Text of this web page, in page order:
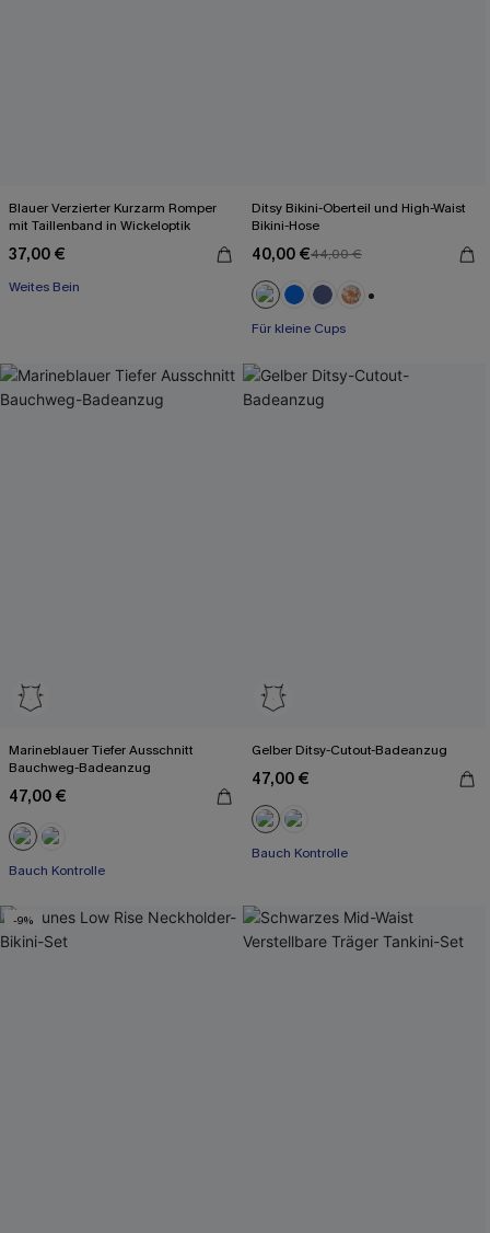
Blauer Verzierter Kurzarm Romper
mit Taillenband in Wickeloptik
37,00 €
Weites Bein
Ditsy Bikini-Oberteil und High-Waist
Bikini-Hose
40,00 €44,00 €
Für kleine Cups
Marineblauer Tiefer Ausschnitt
Bauchweg-Badeanzug
47,00 €
Bauch Kontrolle
Gelber Ditsy-Cutout-Badeanzug
47,00 €
Bauch Kontrolle
-9%